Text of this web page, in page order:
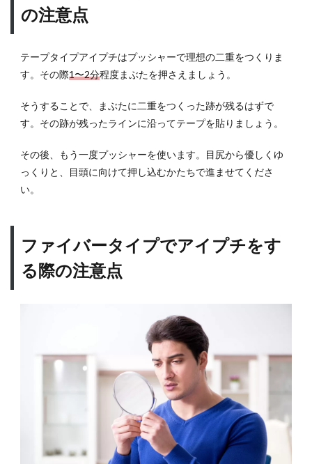
の注意点
テープタイプアイプチはプッシャーで理想の二重をつくりま
す。その際1〜2分程度まぶたを押さえましょう。
そうすることで、まぶたに二重をつくった跡が残るはずで
す。その跡が残ったラインに沿ってテープを貼りましょう。
その後、もう一度プッシャーを使います。目尻から優しくゆ
っくりと、目頭に向けて押し込むかたちで進ませてくださ
い。
ファイバータイプでアイプチをす
る際の注意点